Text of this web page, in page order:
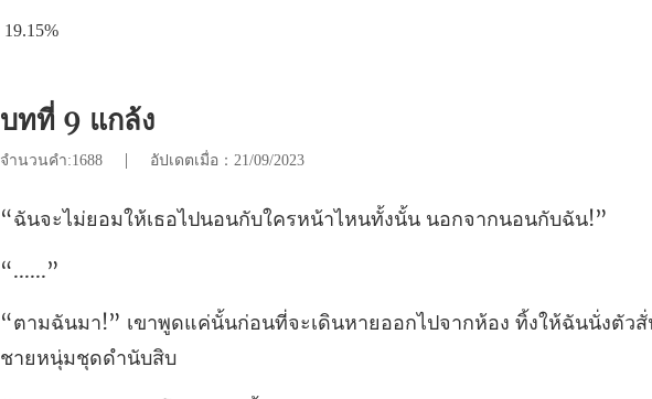
19.15%
บทที่ 9 แกล้ง
จำนวนคำ:1688 | อัปเดตเมื่อ：21/09/2023
นอนกับใครหน้าไหนทั้ง
...
เดินหายออกไปจากห้อง ทิ้งให้ฉันนั่งต